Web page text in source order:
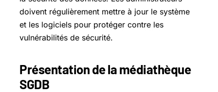
doivent régulièrement mettre à jour le système
et les logiciels pour protéger contre les
vulnérabilités de sécurité.
Présentation de la médiathèque
SGDB